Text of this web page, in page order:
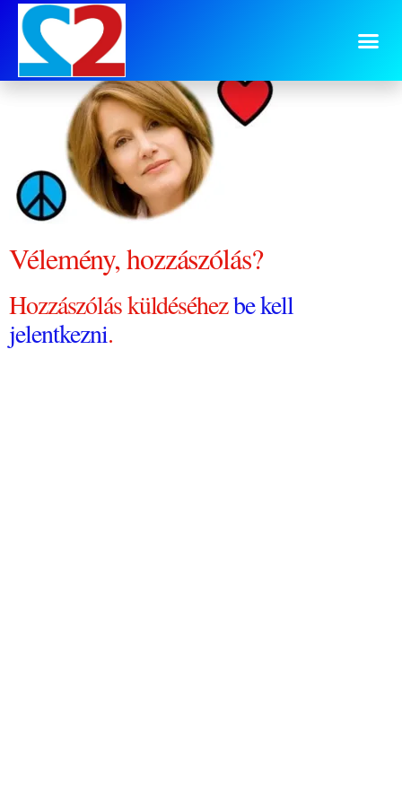
0730 béke Emma
Vélemény, hozzászólás?
Hozzászólás küldéséhezbe kell
jelentkezni.